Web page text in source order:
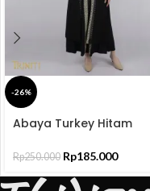
-26%
Beli
Produk
Abaya Turkey Hitam
ELNARA
Rp250.000 Rp185.000